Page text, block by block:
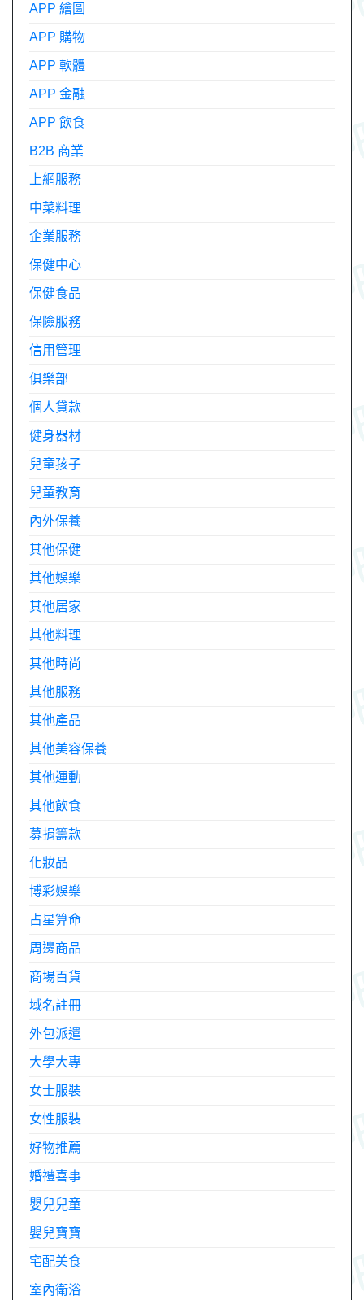
APP 繪圖
APP 購物
APP 軟體
APP 金融
APP 飲食
B2B 商業
上網服務
中菜料理
企業服務
保健中心
保健食品
保險服務
信用管理
俱樂部
個人貸款
健身器材
兒童孩子
兒童教育
內外保養
其他保健
其他娛樂
其他居家
其他料理
其他時尚
其他服務
其他產品
其他美容保養
其他運動
其他飲食
募捐籌款
化妝品
博彩娛樂
占星算命
周邊商品
商場百貨
域名註冊
外包派遣
大學大專
女士服裝
女性服裝
好物推薦
婚禮喜事
嬰兒兒童
嬰兒寶寶
宅配美食
室內衛浴